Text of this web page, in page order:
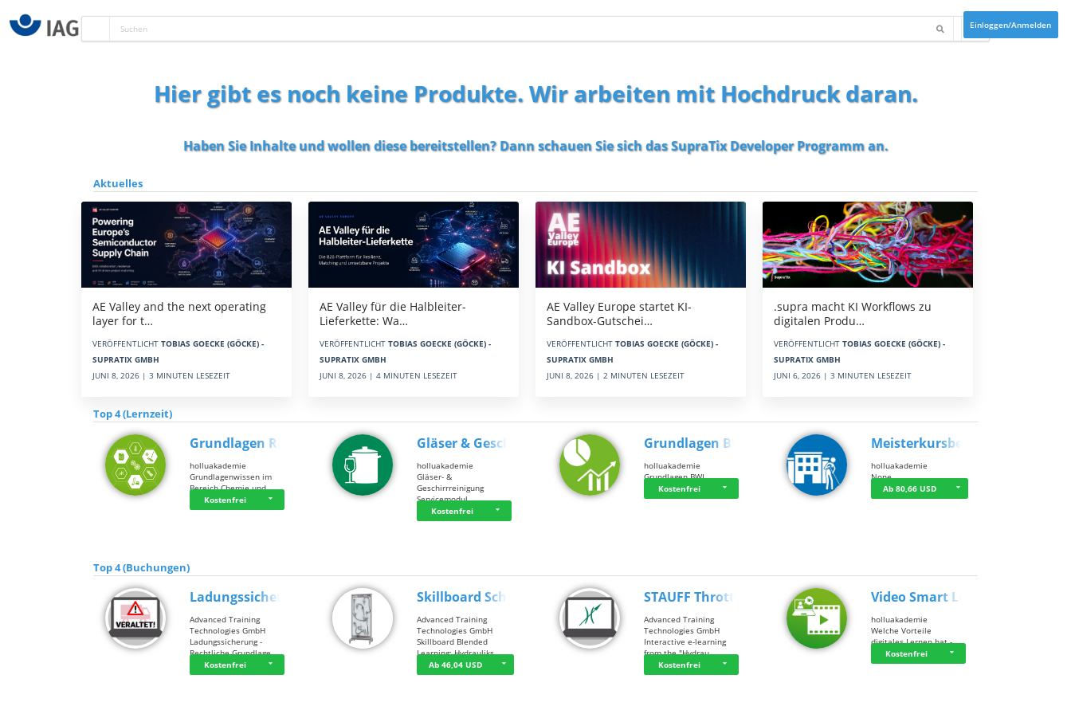
Einloggen/Anmelden
Hier gibt es noch keine Produkte. Wir arbeiten mit Hochdruck daran.
Haben Sie Inhalte und wollen diese bereitstellen? Dann schauen Sie sich dasSupraTix Developer Programman.
Aktuelles
AE Valley and the next operating
layer for t…
VERÖFFENTLICHT TOBIAS GOECKE (GÖCKE) -
SUPRATIX GMBH
JUNI 8, 2026 | 3 MINUTEN LESEZEIT
AE Valley für die Halbleiter-
Lieferkette: Wa…
VERÖFFENTLICHT TOBIAS GOECKE (GÖCKE) -
SUPRATIX GMBH
JUNI 8, 2026 | 4 MINUTEN LESEZEIT
AE Valley Europe startet KI-
Sandbox-Gutschei…
VERÖFFENTLICHT TOBIAS GOECKE (GÖCKE) -
SUPRATIX GMBH
JUNI 8, 2026 | 2 MINUTEN LESEZEIT
.supra macht KI Workflows zu
digitalen Produ…
VERÖFFENTLICHT TOBIAS GOECKE (GÖCKE) -
SUPRATIX GMBH
JUNI 6, 2026 | 3 MINUTEN LESEZEIT
Top 4 (Lernzeit)
Grundlagen Rein…
holluakademie
Grundlagenwissen im
Bereich Chemie und …
Kostenfrei
Gläser & Geschi…
holluakademie
Gläser- &
Geschirrreinigung
Servicemodul
Kostenfrei
Grundlagen BWL
holluakademie
Grundlagen BWL
Kostenfrei
Meisterkursbegl…
holluakademie
None
Ab 80,66 USD
Top 4 (Buchungen)
Ladungssicherung
Advanced Training
Technologies GmbH
Ladungssicherung -
Rechtliche Grundlage…
Kostenfrei
Skillboard Schl…
Advanced Training
Technologies GmbH
Skillboard Blended
Learning: Hydrauliks…
Ab 46,04 USD
STAUFF Throttle…
Advanced Training
Technologies GmbH
Interactive e-learning
from the "Hydrau…
Kostenfrei
Video Smart Lea…
holluakademie
Welche Vorteile
digitales Lernen hat - …
Kostenfrei